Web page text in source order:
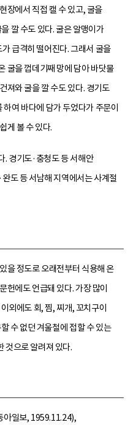
장에서 직접 캘 수 있고, 굴을
깔 수도 있다. 굴은 알맹이가
급격히 떨어진다. 그래서 굴을
굴을 껍데기째 망에 담아 바닷물
져와 굴을 깔 수도 있다. 경기도
여 바다에 담가 두었다가 주문이
게 볼 수 있다.
. 경기도·충청도 등 서해안
도 등 서남해 지역에서는 사계절
을 정도로 오래전부터 식용해 온
헌에도 언급돼 있다. 가장 많이
외에도 회, 찜, 찌개, 꼬치구이
수 없던 겨울철에 접할 수 있는
것으로 알려져 있다.
일보, 1959.11.24),